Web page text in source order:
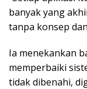
banyak yang
tanpa konsep
Ia menekankan
memperbaiki
tidak dibenahi,